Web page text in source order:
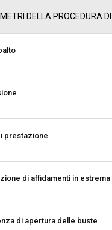
DELLA PROCEDURA
prestazione
di affidamenti in
di apertura delle buste